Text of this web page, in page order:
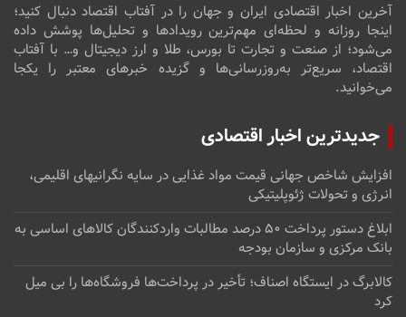
آخرین اخبار اقتصادی ایران و جهان را در آفتاب اقتصاد دنبال کنید؛
اینجا روزانه و لحظه‌ای مهم‌ترین رویدادها و تحلیل‌ها پوشش داده
می‌شود؛ از صنعت و تجارت تا بورس، طلا و ارز دیجیتال و… با آفتاب
اقتصاد، سریع‌تر به‌روزرسانی‌ها و گزیده خبرهای معتبر را یکجا
می‌خوانید.
جدیدترین اخبار اقتصادی
افزایش شاخص جهانی قیمت مواد غذایی در سایه نگرانیهای اقلیمی،
انرژی و تحولات ژئوپلیتیکی
ابلاغ دستور پرداخت ۵۰ درصد مطالبات واردکنندگان کالاهای اساسی به
بانک مرکزی و سازمان بودجه
کالابرگ در ایستگاه اصناف؛ تأخیر در پرداخت‌ها فروشگاه‌ها را بی میل
کرد